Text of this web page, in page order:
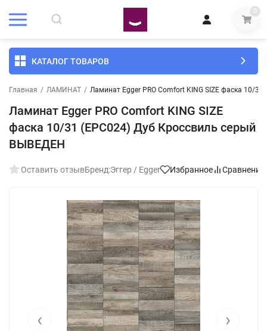
0
КАТАЛОГ ТОВАРОВ
Главная / ЛАМИНАТ / Ламинат Egger PRO Comfort KING SIZE фаска 10/
Ламинат Egger PRO Comfort KING SIZE
фаска 10/31 (EPC024) Дуб Кроссвиль серый
ВЫВЕДЕН
Оставить отзывБренд:Эггер / Egger Избранное Сравнение
‹ ›